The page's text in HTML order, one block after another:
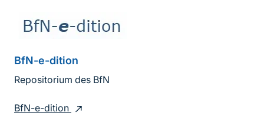
BfN-e-dition
Repositorium des BfN
BfN-e-dition